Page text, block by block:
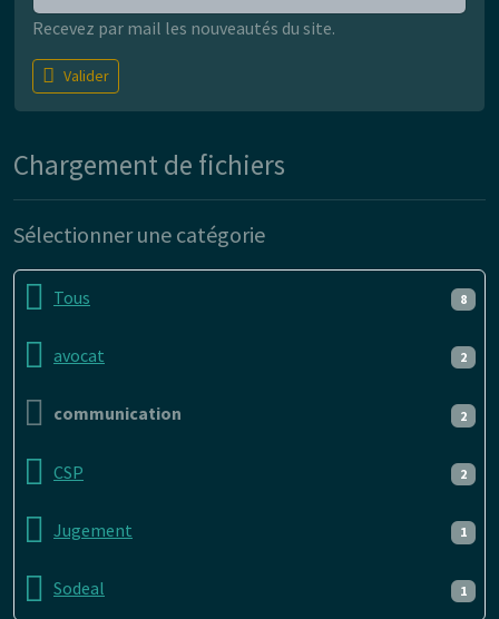
Recevez par mail les nouveautés du site.
Valider
Chargement de fichiers
Sélectionner une catégorie
Tous 8
avocat 2
communication 2
CSP 2
Jugement 1
Sodeal 1